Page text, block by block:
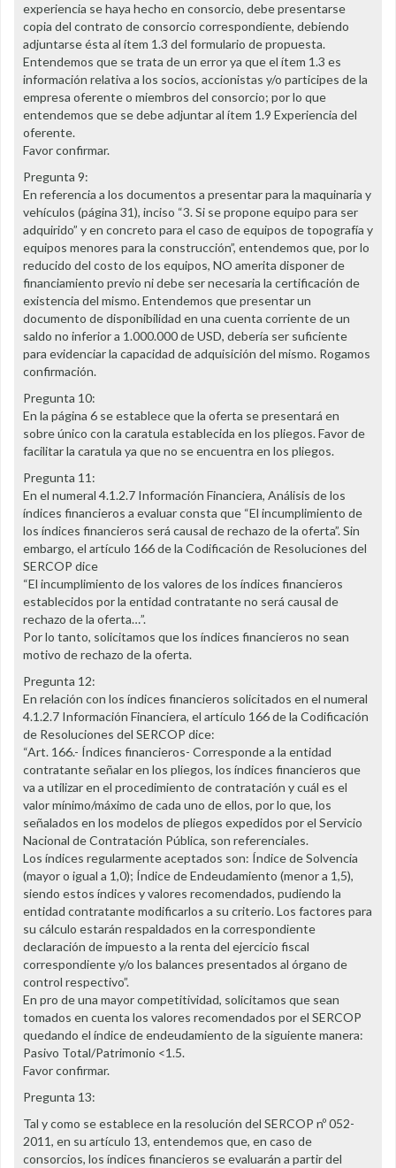
experiencia se haya hecho en consorcio, debe presentarse
copia del contrato de consorcio correspondiente, debiendo
adjuntarse ésta al ítem 1.3 del formulario de propuesta.
Entendemos que se trata de un error ya que el ítem 1.3 es
información relativa a los socios, accionistas y/o participes de la
empresa oferente o miembros del consorcio; por lo que
entendemos que se debe adjuntar al ítem 1.9 Experiencia del
oferente.
Favor confirmar.
Pregunta 9:
En referencia a los documentos a presentar para la maquinaria y
vehículos (página 31), inciso “3. Si se propone equipo para ser
adquirido” y en concreto para el caso de equipos de topografía y
equipos menores para la construcción”, entendemos que, por lo
reducido del costo de los equipos, NO amerita disponer de
financiamiento previo ni debe ser necesaria la certificación de
existencia del mismo. Entendemos que presentar un
documento de disponibilidad en una cuenta corriente de un
saldo no inferior a 1.000.000 de USD, debería ser suficiente
para evidenciar la capacidad de adquisición del mismo. Rogamos
confirmación.
Pregunta 10:
En la página 6 se establece que la oferta se presentará en
sobre único con la caratula establecida en los pliegos. Favor de
facilitar la caratula ya que no se encuentra en los pliegos.
Pregunta 11:
En el numeral 4.1.2.7 Información Financiera, Análisis de los
índices financieros a evaluar consta que “El incumplimiento de
los índices financieros será causal de rechazo de la oferta”. Sin
embargo, el artículo 166 de la Codificación de Resoluciones del
SERCOP dice
“El incumplimiento de los valores de los índices financieros
establecidos por la entidad contratante no será causal de
rechazo de la oferta…”.
Por lo tanto, solicitamos que los índices financieros no sean
motivo de rechazo de la oferta.
Pregunta 12:
En relación con los índices financieros solicitados en el numeral
4.1.2.7 Información Financiera, el artículo 166 de la Codificación
de Resoluciones del SERCOP dice:
“Art. 166.- Índices financieros- Corresponde a la entidad
contratante señalar en los pliegos, los índices financieros que
va a utilizar en el procedimiento de contratación y cuál es el
valor mínimo/máximo de cada uno de ellos, por lo que, los
señalados en los modelos de pliegos expedidos por el Servicio
Nacional de Contratación Pública, son referenciales.
Los índices regularmente aceptados son: Índice de Solvencia
(mayor o igual a 1,0); Índice de Endeudamiento (menor a 1,5),
siendo estos índices y valores recomendados, pudiendo la
entidad contratante modificarlos a su criterio. Los factores para
su cálculo estarán respaldados en la correspondiente
declaración de impuesto a la renta del ejercicio fiscal
correspondiente y/o los balances presentados al órgano de
control respectivo”.
En pro de una mayor competitividad, solicitamos que sean
tomados en cuenta los valores recomendados por el SERCOP
quedando el índice de endeudamiento de la siguiente manera:
Pasivo Total/Patrimonio <1.5.
Favor confirmar.
Pregunta 13:
Tal y como se establece en la resolución del SERCOP nº 052-
2011, en su artículo 13, entendemos que, en caso de
consorcios, los índices financieros se evaluarán a partir del